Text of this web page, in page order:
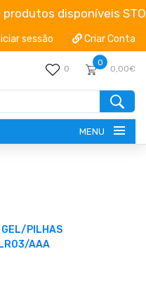
disponíveis
sessão Criar Conta
0
0
0,00€
MENU
GEL/PILHAS
LR03/AAA